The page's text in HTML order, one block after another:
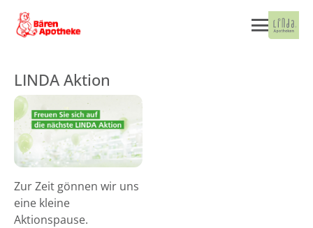
LINDA Aktion
Zur Zeit gönnen wir uns
eine kleine
Aktionspause.